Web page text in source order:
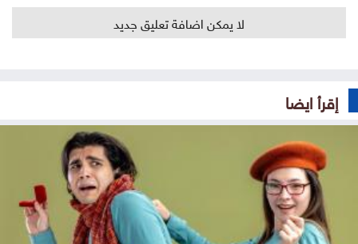
لا يمكن اضافة تعليق جديد
إقرأ ايضا